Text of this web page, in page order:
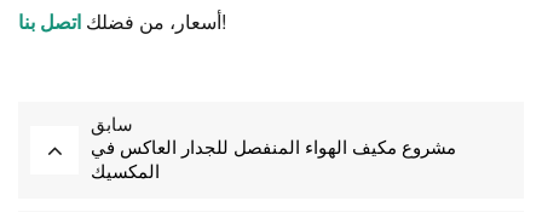
أسعار، من فضلك اتصل بنا !
سابق
مشروع مكيف الهواء المنفصل للجدار العاكس في
المكسيك